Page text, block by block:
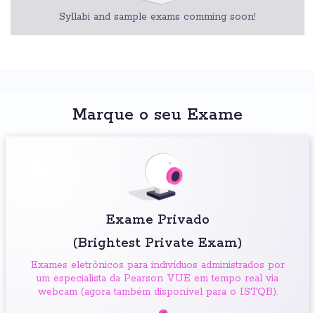
Syllabi and sample exams comming soon!
Marque o seu Exame
Exame Privado
(Brightest Private Exam)
Exames eletrônicos para indivíduos administrados por
um especialista da Pearson VUE em tempo real via
webcam (agora também disponível para o ISTQB).